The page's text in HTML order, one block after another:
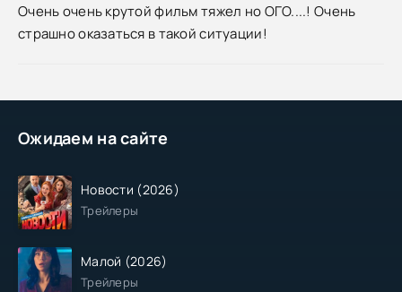
Ожидаем на сайте
Новости (2026)
Трейлеры
Малой (2026)
Трейлеры
Очень очень крутой фильм тяжел но ОГО....! Очень
страшно оказаться в такой ситуации!